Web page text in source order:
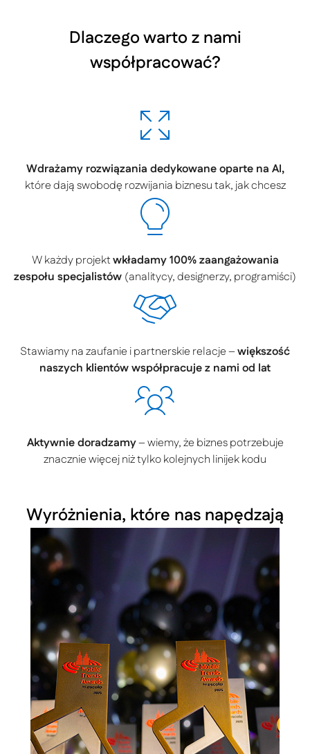
Dlaczego warto z nami
współpracować?
Wdrażamy rozwiązania dedykowane oparte na AI,
które dają swobodę rozwijania biznesu tak, jak chcesz
W każdy projektwkładamy 100% zaangażowania
zespołu specjalistów (analitycy, designerzy, programiści)
Stawiamy na zaufanie i partnerskie relacje –większość
naszych klientów współpracuje z nami od lat
Aktywnie doradzamy– wiemy, że biznes potrzebuje
znacznie więcej niż tylko kolejnych linijek kodu
Wyróżnienia, które nas napędzają